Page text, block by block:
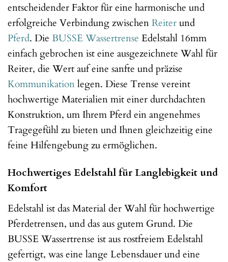
entscheidender Faktor für eine harmonische und
erfolgreiche Verbindung zwischenReiterund
Pferd. Die BUSSE Wassertrense Edelstahl 16mm
einfach gebrochen ist eine ausgezeichnete Wahl für
Reiter, die Wert auf eine sanfte und präzise
Kommunikationlegen. Diese Trense vereint
hochwertige Materialien mit einer durchdachten
Konstruktion, um Ihrem Pferd ein angenehmes
Tragegefühl zu bieten und Ihnen gleichzeitig eine
feine Hilfengebung zu ermöglichen.
Hochwertiges Edelstahl für Langlebigkeit und
Komfort
Edelstahl ist das Material der Wahl für hochwertige
Pferdetrensen, und das aus gutem Grund. Die
BUSSE Wassertrense ist aus rostfreiem Edelstahl
gefertigt, was eine lange Lebensdauer und eine